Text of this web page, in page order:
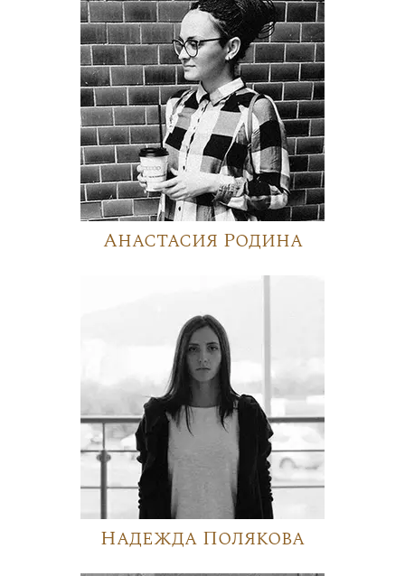
Анастасия Родина
Надежда Полякова